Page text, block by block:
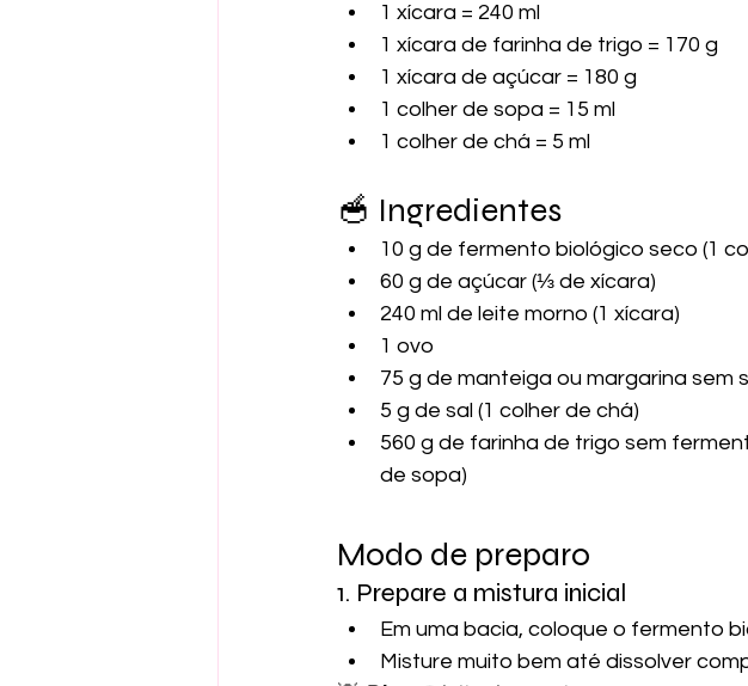
1 xícara = 240 ml
1 xícara de farinha de trigo = 170 g
1 xícara de açúcar = 180 g
1 colher de sopa = 15 ml
1 colher de chá = 5 ml
🥣 Ingredientes
10 g de fermento biológico seco (1
60 g de açúcar (⅓ de xícara)
240 ml de leite morno (1 xícara)
1 ovo
75 g de manteiga ou margarina sem
5 g de sal (1 colher de chá)
560 g de farinha de trigo sem
de sopa)
Modo de preparo
1. Prepare a mistura inicial
Em uma bacia, coloque o fermento
Misture muito bem até dissolver